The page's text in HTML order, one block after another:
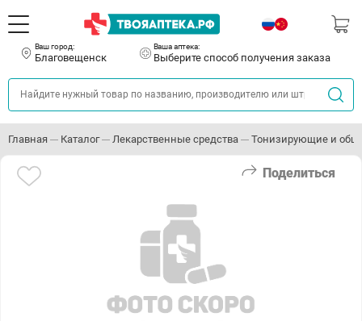
Ваш город:
Благовещенск
Ваша аптека:
Выберите способ получения заказа
Главная Каталог Лекарственные средства Тонизирующие и
Поделиться